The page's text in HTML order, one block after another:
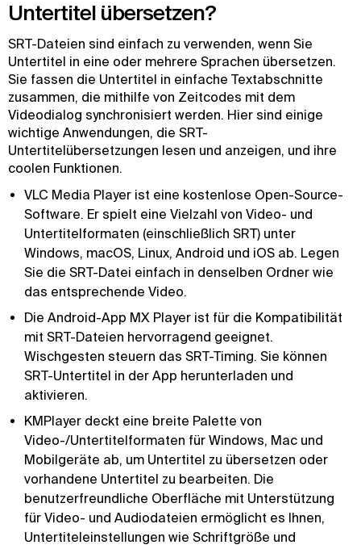
Untertitel übersetzen?
SRT-Dateien sind einfach zu verwenden, wenn Sie
Untertitel in eine oder mehrere Sprachen übersetzen.
Sie fassen die Untertitel in einfache Textabschnitte
zusammen, die mithilfe von Zeitcodes mit dem
Videodialog synchronisiert werden. Hier sind einige
wichtige Anwendungen, die SRT-
Untertitelübersetzungen lesen und anzeigen, und ihre
coolen Funktionen.
VLC Media Player ist eine kostenlose Open-Source-
Software. Er spielt eine Vielzahl von Video- und
Untertitelformaten (einschließlich SRT) unter
Windows, macOS, Linux, Android und iOS ab. Legen
Sie die SRT-Datei einfach in denselben Ordner wie
das entsprechende Video.
Die Android-App MX Player ist für die Kompatibilität
mit SRT-Dateien hervorragend geeignet.
Wischgesten steuern das SRT-Timing. Sie können
SRT-Untertitel in der App herunterladen und
aktivieren.
KMPlayer deckt eine breite Palette von
Video-/Untertitelformaten für Windows, Mac und
Mobilgeräte ab, um Untertitel zu übersetzen oder
vorhandene Untertitel zu bearbeiten. Die
benutzerfreundliche Oberfläche mit Unterstützung
für Video- und Audiodateien ermöglicht es Ihnen,
Untertiteleinstellungen wie Schriftgröße und